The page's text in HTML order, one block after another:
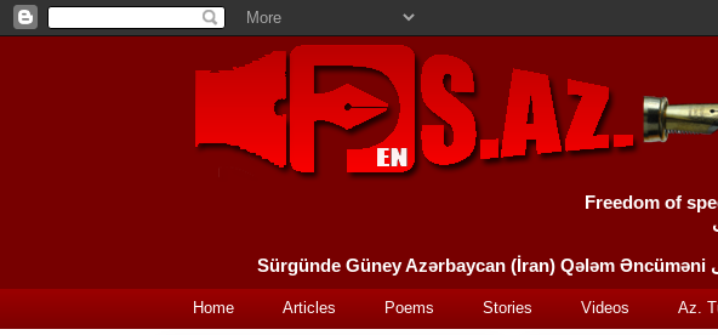
Freedom of
Home Articles Poems Stories Videos Az.